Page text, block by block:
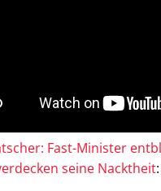
Fast-Minister
seine Nacktheit: